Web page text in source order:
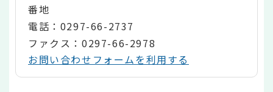
番地
電話：0297-66-2737
ファクス：0297-66-2978
お問い合わせフォームを利用する